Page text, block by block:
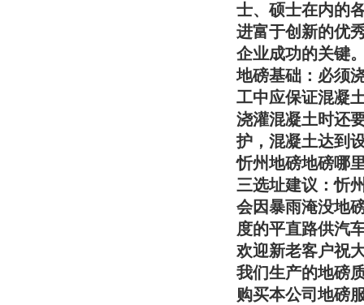
士、硕士在内的
进富于创新的优
企业成功的关键
地磅基础：必须
工中应保证混凝
浇灌混凝土时还
护，混凝土达到
忻州地磅地磅哪
三选址建议：忻
会因暴雨淹没地
度的平直路供汽
欢迎新老客户祝
我们生产的地磅
购买本公司地磅